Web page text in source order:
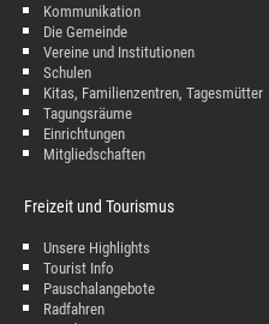
Kommunikation
Die Gemeinde
Vereine und Institutionen
Schulen
Kitas, Familienzentren, Tagesmütter
Tagungsräume
Einrichtungen
Mitgliedschaften
Freizeit und Tourismus
Unsere Highlights
Tourist Info
Pauschalangebote
Radfahren